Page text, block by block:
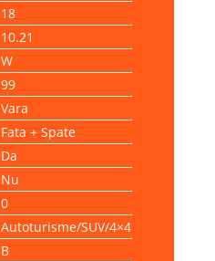
18
10.21
W
99
Vara
Fata + Spate
Da
Nu
0
Autoturisme/SUV/4×4
B